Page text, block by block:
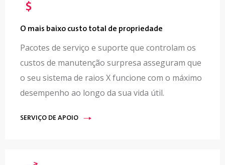
O mais baixo custo total de propriedade
Pacotes de serviço e suporte que controlam os
custos de manutenção surpresa asseguram que
o seu sistema de raios X funcione com o máximo
desempenho ao longo da sua vida útil.
SERVIÇO DE APOIO